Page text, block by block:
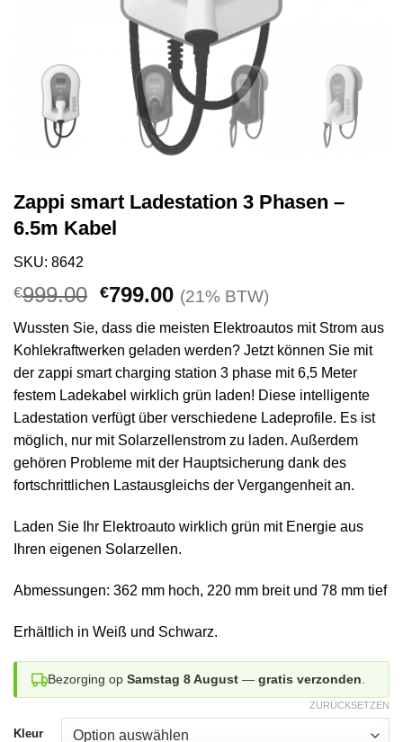
Zappi smart Ladestation 3 Phasen –
6.5m Kabel
SKU: 8642
€999.00 Ursprünglicher
war:
€999.00
€799.00Aktueller
ist:
€799.00.
(21% BTW)
Wussten Sie, dass die meisten Elektroautos mit Strom aus
Kohlekraftwerken geladen werden? Jetzt können Sie mit
der zappi smart charging station 3 phase mit 6,5 Meter
festem Ladekabel wirklich grün laden! Diese intelligente
Ladestation verfügt über verschiedene Ladeprofile. Es ist
möglich, nur mit Solarzellenstrom zu laden. Außerdem
gehören Probleme mit der Hauptsicherung dank des
fortschrittlichen Lastausgleichs der Vergangenheit an.
Laden Sie Ihr Elektroauto wirklich grün mit Energie aus
Ihren eigenen Solarzellen.
Abmessungen: 362 mm hoch, 220 mm breit und 78 mm tief
Erhältlich in Weiß und Schwarz.
Bezorging op Samstag 8 August — gratis verzonden.
Kleur
ZURÜCKSETZEN